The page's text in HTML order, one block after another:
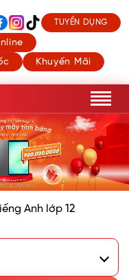
Khuyến Mãi
TUYỂN DỤNG
Anh lớp 12